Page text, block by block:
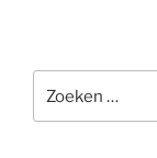
naar: